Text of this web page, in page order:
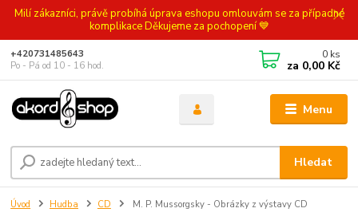
Milí zákazníci, právě probíhá úprava eshopu omlouvám se za případné
komplikace Děkujeme za pochopení 💙
Menu
Hledat
+420731485643
Po - Pá od 10 - 16 hod.
0 ks
za 0,00 Kč
Úvod Hudba CD M. P. Mussorgsky - Obrázky z výstavy CD